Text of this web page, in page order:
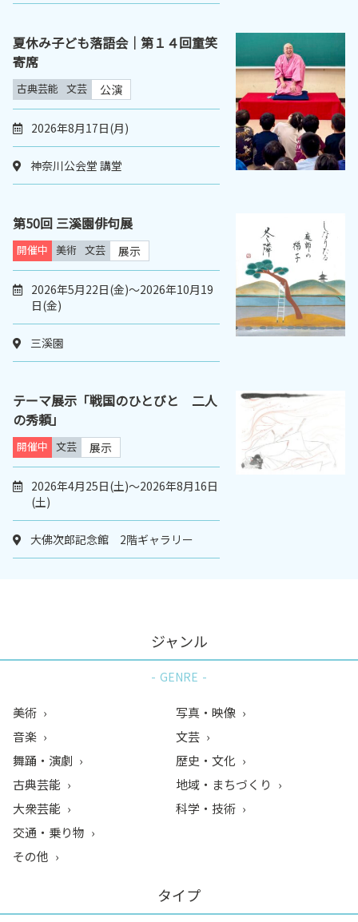
夏休み子ども落語会｜第１４回童笑
寄席
古典芸能 文芸 公演
2026年8月17日(月)
神奈川公会堂 講堂
第50回 三溪園俳句展
開催中 美術 文芸 展示
2026年5月22日(金)～2026年10月19
日(金)
三溪園
テーマ展示「戦国のひとびと 二人
の秀頼」
開催中 文芸 展示
2026年4月25日(土)～2026年8月16日
(土)
大佛次郎記念館 2階ギャラリー
ジャンル
GENRE
美術
音楽
舞踊・演劇
古典芸能
大衆芸能
写真・映像
文芸
歴史・文化
地域・まちづくり
科学・技術
交通・乗り物
その他
タイプ